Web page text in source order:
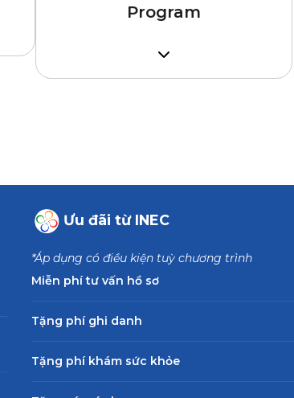
Program
Ưu đãi từ INEC
*Áp dụng có điều kiện tuỳ chương trình
Miễn phí tư vấn hồ sơ
Tặng phí ghi danh
Tặng phí khám sức khỏe